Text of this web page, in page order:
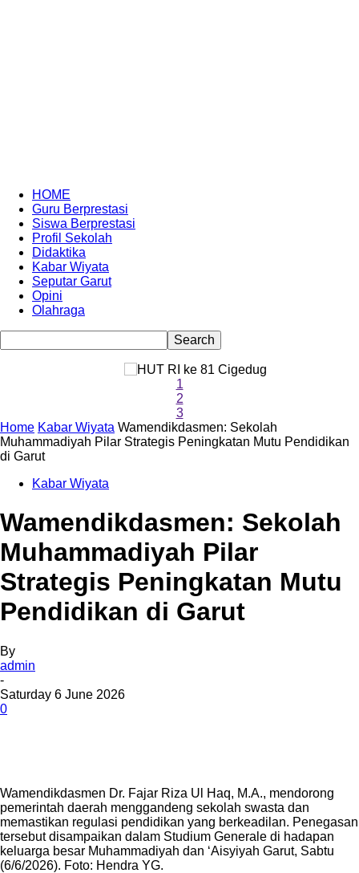
HOME
Guru Berprestasi
Siswa Berprestasi
Profil Sekolah
Didaktika
Kabar Wiyata
Seputar Garut
Opini
Olahraga
1
2
3
Wamendikdasmen: Sekolah
Muhammadiyah Pilar Strategis Peningkatan Mutu Pendidikan
di Garut
Wamendikdasmen: Sekolah
Muhammadiyah Pilar
Strategis Peningkatan Mutu
Pendidikan di Garut
admin
-
Saturday 6 June 2026
0
pemerintah daerah menggandeng sekolah swasta dan
memastikan regulasi pendidikan yang berkeadilan. Penegasan
tersebut disampaikan dalam Studium Generale di hadapan
keluarga besar Muhammadiyah dan ‘Aisyiyah Garut, Sabtu
(6/6/2026). Foto: Hendra YG.